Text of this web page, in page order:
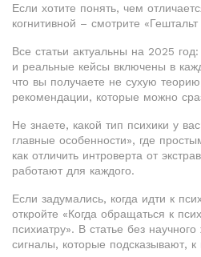
Если хотите понять, чем
когнитивной – смотрите
Все статьи актуальны на 2025
и реальные кейсы включены в
что вы получаете не сухую
рекомендации, которые можно
Не знаете, какой тип психики у
главные особенности», где
как отличить интроверта от
работают для каждого.
Если задумались, когда идти к
откройте «Когда обращаться к
психиатру». В статье без
сигналы, которые подсказывают,